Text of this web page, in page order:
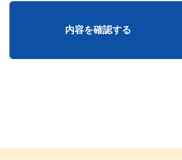
内容を確認する